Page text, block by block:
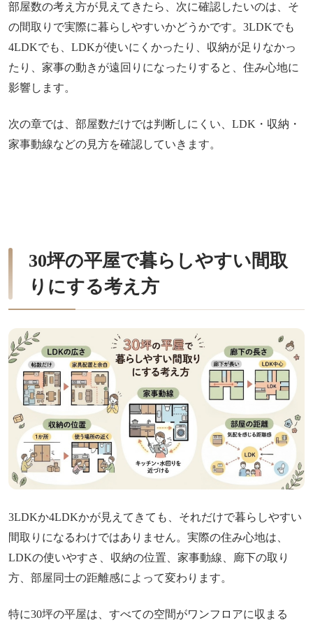
部屋数の考え方が見えてきたら、次に確認したいのは、そ
の間取りで実際に暮らしやすいかどうかです。3LDKでも
4LDKでも、LDKが使いにくかったり、収納が足りなかっ
たり、家事の動きが遠回りになったりすると、住み心地に
影響します。
次の章では、部屋数だけでは判断しにくい、LDK・収納・
家事動線などの見方を確認していきます。
30坪の平屋で暮らしやすい間取
りにする考え方
3LDKか4LDKかが見えてきても、それだけで暮らしやすい
間取りになるわけではありません。実際の住み心地は、
LDKの使いやすさ、収納の位置、家事動線、廊下の取り
方、部屋同士の距離感によって変わります。
特に30坪の平屋は、すべての空間がワンフロアに収まる